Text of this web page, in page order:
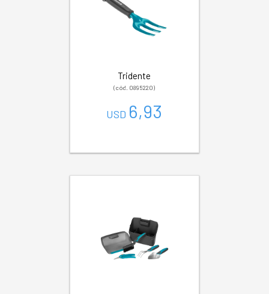
Tridente
(cód. 0895220)
USD 6,93